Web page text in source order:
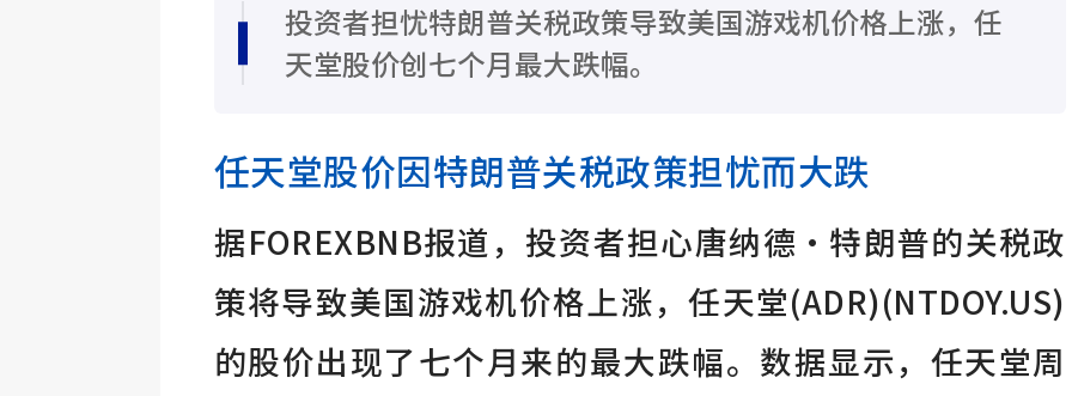
投资者担忧特朗普关税政策导致美国游戏机价格上涨，任
天堂股价创七个月最大跌幅。
任天堂股价因特朗普关税政策担忧而大跌
据FOREXBNB报道，投资者担心唐纳德·特朗普的关税政
策将导致美国游戏机价格上涨，任天堂(ADR)(NTDOY.US)
的股价出现了七个月来的最大跌幅。数据显示，任天堂周